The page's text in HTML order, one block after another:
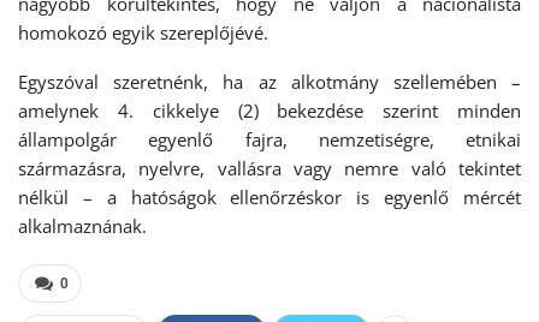
homokozó egyik szereplőjévé.
Egyszóval szeretnénk, ha az alkotmány szellemében –
amelynek 4. cikkelye (2) bekezdése szerint minden
állampolgár egyenlő fajra, nemzetiségre, etnikai
származásra, nyelvre, vallásra vagy nemre való tekintet
nélkül – a hatóságok ellenőrzéskor is egyenlő mércét
alkalmaznának.
0